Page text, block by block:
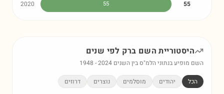
2020 55 55
היסטוריית השם ברק לפי שנים
השם מופיע בנתוני הלמ"ס בין השנים 1948 -2024
הכל יהודים מוסלמים נוצרים דרוזים